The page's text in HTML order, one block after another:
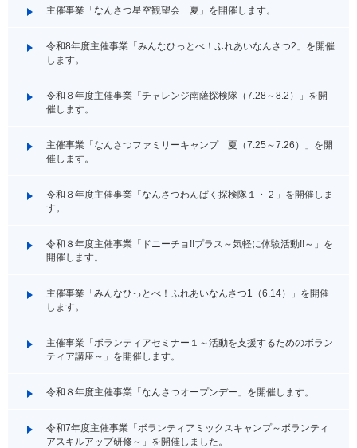
主催事業「なんさつ星空観望会 夏」を開催します。
令和8年度主催事業「みんなひっとべ！ふれあいなんさつ2」を開催
します。
令和８年度主催事業「チャレンジ南薩探検隊（7.28～8.2）」を開
催します。
主催事業「なんさつファミリーキャンプ 夏（7.25～7.26）」を開
催します。
令和８年度主催事業「なんさつわんぱく探検隊１・２」を開催しま
す。
令和８年度主催事業「ドニーチョ!!プラス～気軽に体験活動!!～」を
開催します。
主催事業「みんなひっとべ！ふれあいなんさつ1（6.14）」を開催
します。
主催事業「ボランティアセミナー１～活動を支援するためのボラン
ティア講座～」を開催します。
令和８年度主催事業「なんさつオープンデー」を開催します。
令和7年度主催事業「ボランティアミックスキャンプ～ボランティ
アスキルアップ研修～」を開催しました。